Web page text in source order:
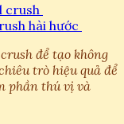
crush
hài hước
để tạo không
trò hiệu quả để
phần thú vị và